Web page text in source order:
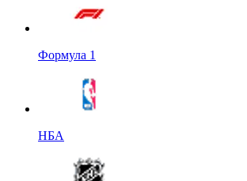
Формула 1
НБА